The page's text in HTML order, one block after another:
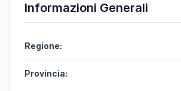
Informazioni Generali
Regione:
Provincia: